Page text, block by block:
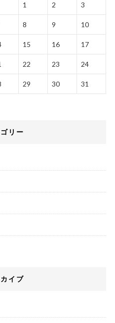
1 2 3
8 9 10
15 16 17
22 23 24
29 30
31
リー
イブ